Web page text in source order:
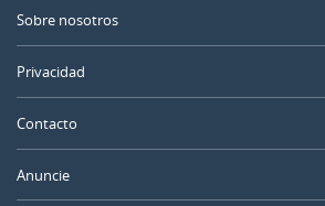
Sobre nosotros
Privacidad
Contacto
Anuncie